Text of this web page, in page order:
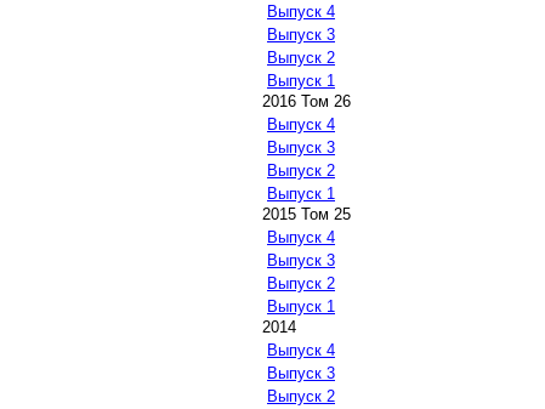
Выпуск 4
Выпуск 3
Выпуск 2
Выпуск 1
2016 Том 26
Выпуск 4
Выпуск 3
Выпуск 2
Выпуск 1
2015 Том 25
Выпуск 4
Выпуск 3
Выпуск 2
Выпуск 1
2014
Выпуск 4
Выпуск 3
Выпуск 2